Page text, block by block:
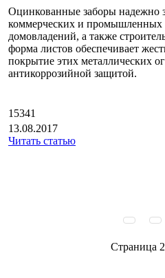
Оцинкованные заборы надежно
коммерческих и промышленных
домовладений, а также
форма листов обеспечивает
покрытие этих металлических
антикоррозийной защитой.
15341
13.08.2017
Читать статью
Страница